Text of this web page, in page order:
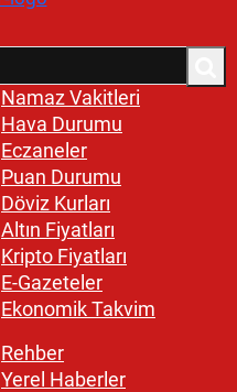
Namaz Vakitleri
Hava Durumu
Eczaneler
Puan Durumu
Döviz Kurları
Altın Fiyatları
Kripto Fiyatları
E-Gazeteler
Ekonomik Takvim
Rehber
Yerel Haberler